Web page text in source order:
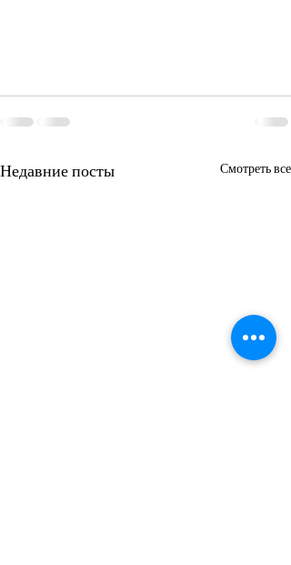
Недавние посты Смотреть все